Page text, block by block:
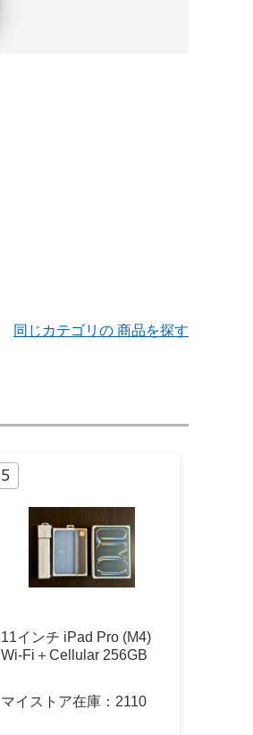
同じカテゴリの 商品を探す
11インチ iPad Pro (M4)
Wi-Fi＋Cellular 256GB
マイストア在庫： 2110